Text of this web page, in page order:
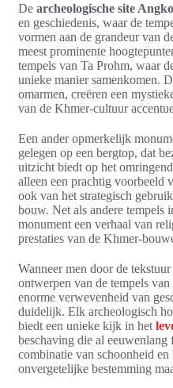
De archeologische site
en geschiedenis, waar de
vormen aan de grandeur van
meest prominente
tempels van Ta Prohm, waar
unieke manier samenkomen.
omarmen, creëren een
van de Khmer-cultuur
Een ander opmerkelijk
gelegen op een bergtop, dat
uitzicht biedt op het
alleen een prachtig voorbeeld
ook van het strategisch
bouw. Net als andere tempels
monument een verhaal van
prestaties van de Khmer-
Wanneer men door de
ontwerpen van de tempels
enorme verwevenheid van
duidelijk. Elk archeologisch
biedt een unieke kijk in het
beschaving die al eeuwenlang
combinatie van schoonheid
onvergetelijke bestemming